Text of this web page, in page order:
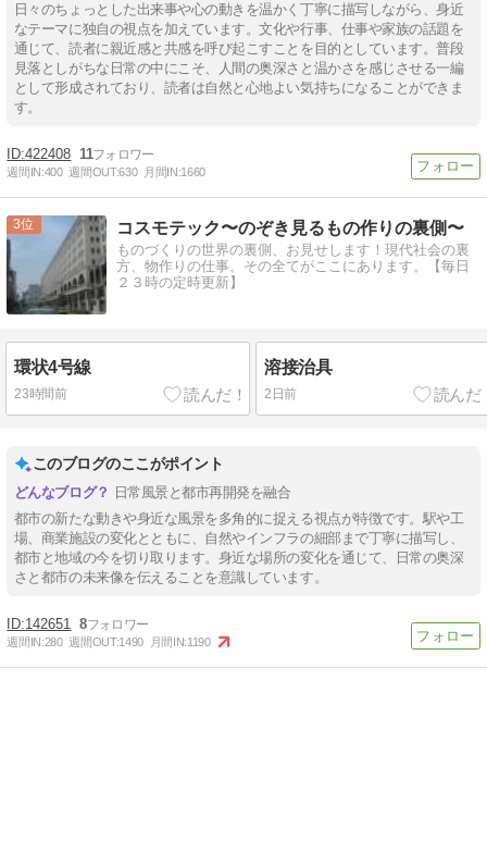
日々のちょっとした出来事や心の動きを温かく丁寧に描写しながら、身近
なテーマに独自の視点を加えています。文化や行事、仕事や家族の話題を
通じて、読者に親近感と共感を呼び起こすことを目的としています。普段
見落としがちな日常の中にこそ、人間の奥深さと温かさを感じさせる一編
として形成されており、読者は自然と心地よい気持ちになることができま
す。
422408 11
週間IN:400 週間OUT:630 月間IN:1660
3 コスモテック〜のぞき見るもの作りの裏側〜
ものづくりの世界の裏側、お見せします！現代社会の裏
方、物作りの仕事。その全てがここにあります。【毎日
２３時の定時更新】
環状4号線
23時間前
溶接治具
2日前
このブログのここがポイント
日常風景と都市再開発を融合
都市の新たな動きや身近な風景を多角的に捉える視点が特徴です。駅や工
場、商業施設の変化とともに、自然やインフラの細部まで丁寧に描写し、
都市と地域の今を切り取ります。身近な場所の変化を通じて、日常の奥深
さと都市の未来像を伝えることを意識しています。
142651 8
週間IN:280 週間OUT:1490 月間IN:1190